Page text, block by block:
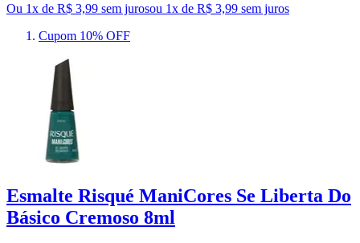
Ou 1x de R$ 3,99 sem jurosou 1x de R$ 3,99 sem juros
Cupom 10% OFF
Esmalte Risqué ManiCores Se Liberta Do
Básico Cremoso 8ml